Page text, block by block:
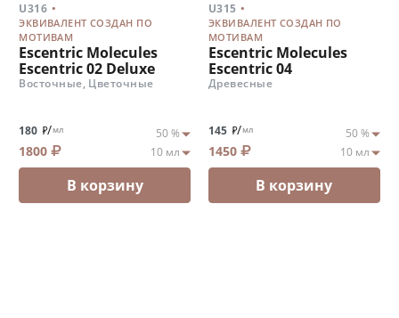
U316 .
ЭКВИВАЛЕНТ СОЗДАН ПО
МОТИВАМ
Escentric Molecules
Escentric 02 Deluxe
Восточные, Цветочные
180 /мл
1800
В корзину
U315 .
ЭКВИВАЛЕНТ СОЗДАН ПО
МОТИВАМ
Escentric Molecules
Escentric 04
Древесные
145 /мл
1450
В корзину